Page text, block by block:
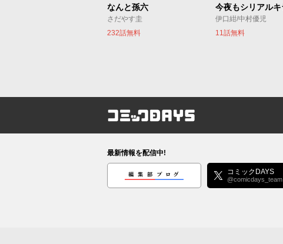
なんと孫六
さだやす圭
232話無料
伊口紺/中村優児
11話無料
コミックDAYS
最新情報を配信中!
編集部ブログ コミックDAYS
@comicdays_team